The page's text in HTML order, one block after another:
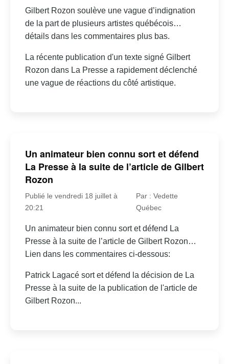
Gilbert Rozon soulève une vague d’indignation
de la part de plusieurs artistes québécois…
détails dans les commentaires plus bas.
La récente publication d'un texte signé Gilbert
Rozon dans La Presse a rapidement déclenché
une vague de réactions du côté artistique.
Un animateur bien connu sort et défend
La Presse à la suite de l’article de Gilbert
Rozon
Publié le vendredi 18 juillet à
20:21
Par : Vedette
Québec
Un animateur bien connu sort et défend La
Presse à la suite de l’article de Gilbert Rozon…
Lien dans les commentaires ci-dessous:
Patrick Lagacé sort et défend la décision de La
Presse à la suite de la publication de l'article de
Gilbert Rozon...